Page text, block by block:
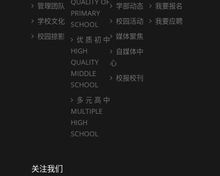
管理团队
学校文化
校园掠影
PRIMARY
SCHOOL
优 质 初 中
HIGH
QUALITY
MIDDLE
SCHOOL
多 元 高 中
MULTIPLE
HIGH
SCHOOL
学部动态
校园活动
媒体聚焦
自媒体中
心
校报校刊
我要报名
我要应聘
关注我们